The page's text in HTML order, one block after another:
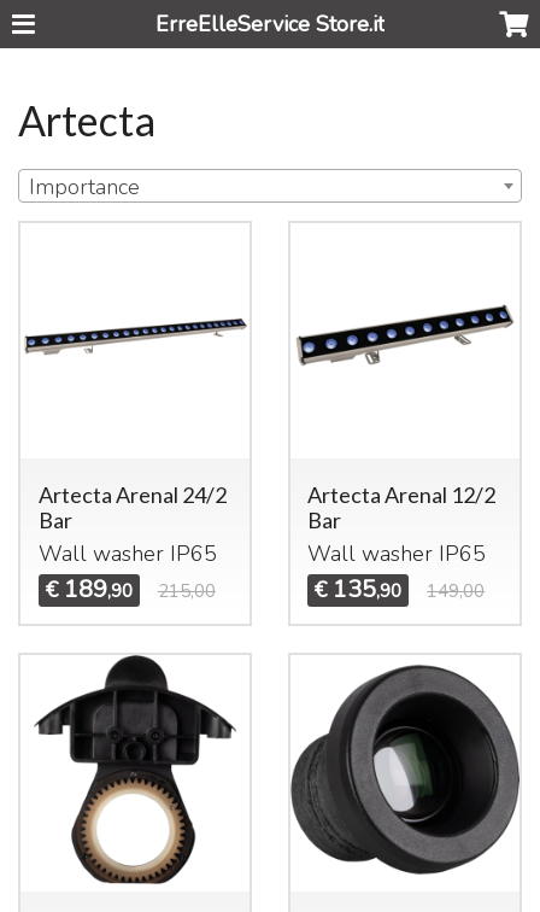
ErreElleService Store.it
Artecta
Importance
Artecta Arenal 24/2
Bar
Wall washer IP65
€ 189,90 215,00
Artecta Arenal 12/2
Bar
Wall washer IP65
€ 135,90 149,00